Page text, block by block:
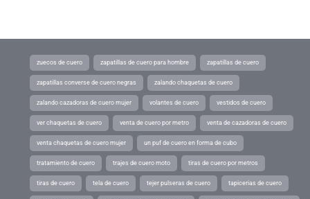
zuecos de cuero zapatillas de cuero para hombre zapatillas de cuero
zapatillas converse de cuero negras zalando chaquetas de cuero
zalando cazadoras de cuero mujer volantes de cuero vestidos de cuero
ver chaquetas de cuero venta de cuero por metro venta de cazadoras de cuero
venta chaquetas de cuero mujer un puf de cuero en forma de cubo
tratamiento de cuero trajes de cuero moto tiras de cuero por metros
tiras de cuero tela de cuero tejer pulseras de cuero tapicerias de cuero